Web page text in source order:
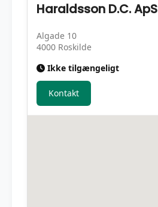
Haraldsson D.C. ApS
Algade 10
4000 Roskilde
Ikke tilgængeligt
Kontakt